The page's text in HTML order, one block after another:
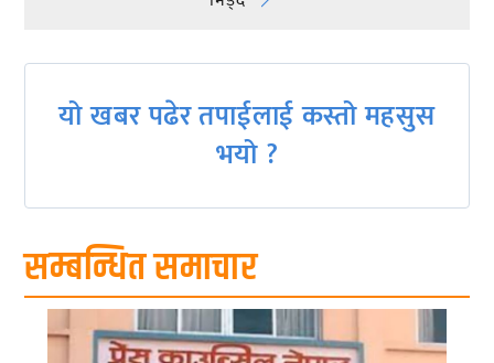
यो खबर पढेर तपाईलाई कस्तो महसुस
भयो ?
सम्बन्धित समाचार